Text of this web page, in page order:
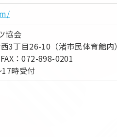
協会
丁目26-10（渚市民体育館内）
：072-898-0201
時受付